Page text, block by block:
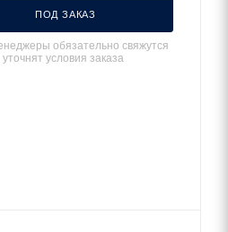
ПОД ЗАКАЗ
обязательно свяжутся
условия заказа